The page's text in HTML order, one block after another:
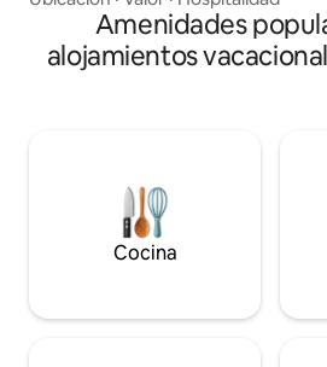
cubierto gratuito y seguro. Con una
ubicación ideal cerca de Lausana y
viñedos de Lavaux declarados
estancia acogedora y cómoda.
Esperamos que disfrutes de este
pequeño paraíso.
Amenidades
alojamientos
Cocina